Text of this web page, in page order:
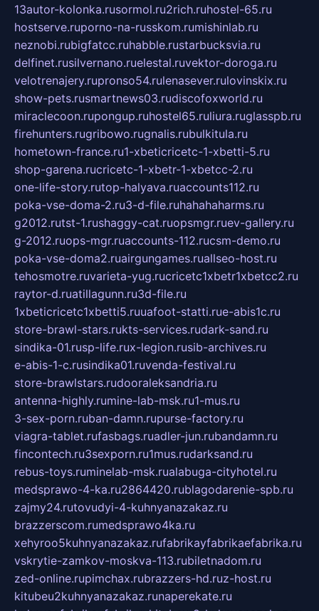
13autor-kolonka.rusormol.ru2rich.ruhostel-65.ru
hostserve.ruporno-na-russkom.rumishinlab.ru
neznobi.rubigfatcc.ruhabble.rustarbucksvia.ru
delfinet.rusilvernano.ruelestal.ruvektor-doroga.ru
velotrenajery.rupronso54.rulenasever.rulovinskix.ru
show-pets.rusmartnews03.rudiscofoxworld.ru
miraclecoon.rupongup.ruhostel65.ruliura.ruglasspb.ru
firehunters.rugribowo.rugnalis.rubulkitula.ru
hometown-france.ru1-xbeticricetc-1-xbetti-5.ru
shop-garena.rucricetc-1-xbetr-1-xbetcc-2.ru
one-life-story.rutop-halyava.ruaccounts112.ru
poka-vse-doma-2.ru3-d-file.ruhahahaharms.ru
g2012.rutst-1.rushaggy-cat.ruopsmgr.ruev-gallery.ru
g-2012.ruops-mgr.ruaccounts-112.rucsm-demo.ru
poka-vse-doma2.ruairgungames.ruallseo-host.ru
tehosmotre.ruvarieta-yug.rucricetc1xbetr1xbetcc2.ru
raytor-d.ruatillagunn.ru3d-file.ru
1xbeticricetc1xbetti5.ruuafoot-statti.rue-abis1c.ru
store-brawl-stars.rukts-services.rudark-sand.ru
sindika-01.rusp-life.rux-legion.rusib-archives.ru
e-abis-1-c.rusindika01.ruvenda-festival.ru
store-brawlstars.rudooraleksandria.ru
antenna-highly.rumine-lab-msk.ru1-mus.ru
3-sex-porn.ruban-damn.rupurse-factory.ru
viagra-tablet.rufasbags.ruadler-jun.rubandamn.ru
fincontech.ru3sexporn.ru1mus.rudarksand.ru
rebus-toys.ruminelab-msk.rualabuga-cityhotel.ru
medsprawo-4-ka.ru2864420.rublagodarenie-spb.ru
zajmy24.rutovudyi-4-kuhnyanazakaz.ru
brazzerscom.rumedsprawo4ka.ru
xehyroo5kuhnyanazakaz.rufabrikayfabrikaefabrika.ru
vskrytie-zamkov-moskva-113.rubiletnadom.ru
zed-online.rupimchax.rubrazzers-hd.ruz-host.ru
kitubeu2kuhnyanazakaz.runaperekate.ru